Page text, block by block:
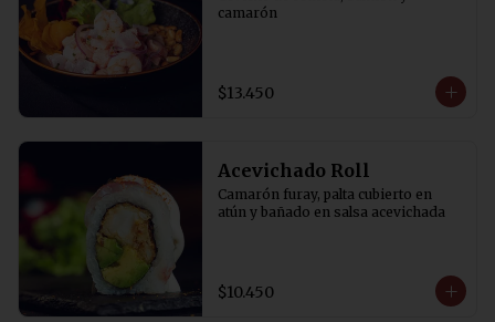
camarón
$13.450
Acevichado Roll
Camarón furay, palta cubierto en
atún y bañado en salsa acevichada
$10.450